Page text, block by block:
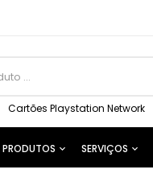
Cartões Playstation Network
PRODUTOS SERVIÇOS